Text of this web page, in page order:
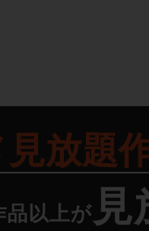
放題
品以上が 見